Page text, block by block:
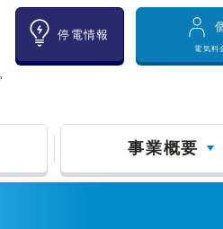
停電情報
電気料
事業概要